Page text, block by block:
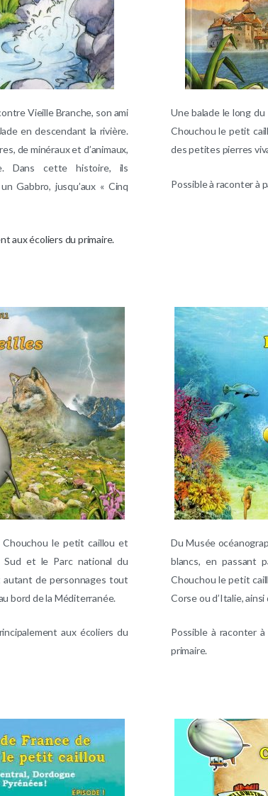
Vieille Branche, son ami
en descendant la rivière.
de minéraux et d’animaux,
Dans cette histoire, ils
Gabbro, jusqu’aux « Cinq
aux écoliers du primaire.
Une balade le long du
Chouchou le petit
des petites pierres
Possible à raconter à
le petit caillou et
Sud et le Parc national du
autant de personnages tout
bord de la Méditerranée.
aux écoliers du
Du Musée
blancs, en passant
Chouchou le petit
Corse ou d’Italie,
Possible à raconter
primaire.